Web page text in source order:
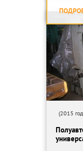
(2015